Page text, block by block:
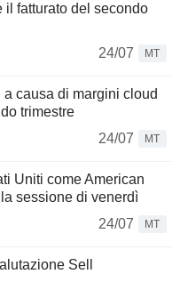
il fatturato del secondo
24/07
MT
causa di margini cloud
trimestre
24/07
MT
Uniti come American
sessione di venerdì
24/07
MT
Sell